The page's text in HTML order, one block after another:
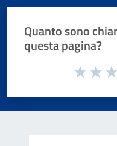
Quanto sono
questa pagina?
Valuta da 1 a 5 stelle la